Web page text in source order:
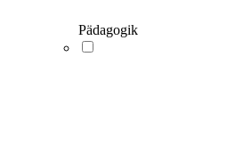
Pädagogik